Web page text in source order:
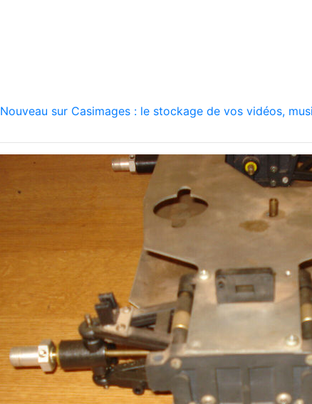
Nouveau sur Casimages : le stockage de vos vidéos,